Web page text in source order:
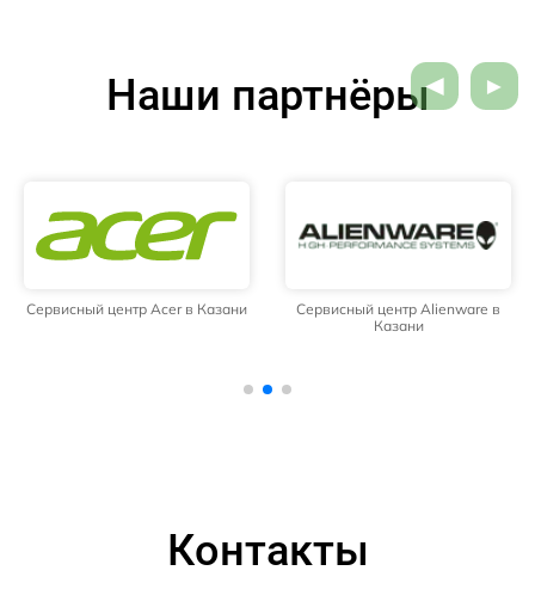
Наши партнёры
Сервисный центр Acer в Казани
Сервисный центр Alienware в
Казани
Контакты